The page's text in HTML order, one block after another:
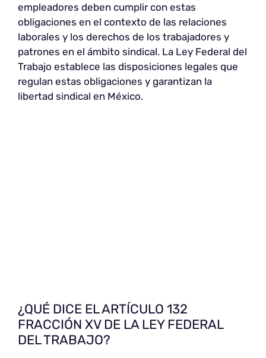
empleadores deben cumplir con estas
obligaciones en el contexto de las relaciones
laborales y los derechos de los trabajadores y
patrones en el ámbito sindical. La Ley Federal del
Trabajo establece las disposiciones legales que
regulan estas obligaciones y garantizan la
libertad sindical en México.
¿QUÉ DICE EL ARTÍCULO 132
FRACCIÓN XV DE LA LEY FEDERAL
DEL TRABAJO?